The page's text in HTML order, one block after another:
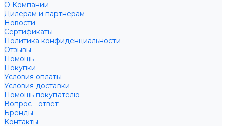
О Компании
Дилерам и партнерам
Новости
Сертификаты
Политика конфиденциальности
Отзывы
Помощь
Покупки
Условия оплаты
Условия доставки
Помощь покупателю
Вопрос - ответ
Бренды
Контакты